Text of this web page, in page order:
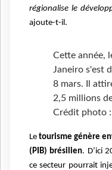
régionalise le
ajoute-t-il.
Cette année,
Janeiro s'est
8 mars. Il
2,5 millions
Crédit photo
Le tourisme génère
(PIB) brésilien. D’ici
ce secteur pourrait